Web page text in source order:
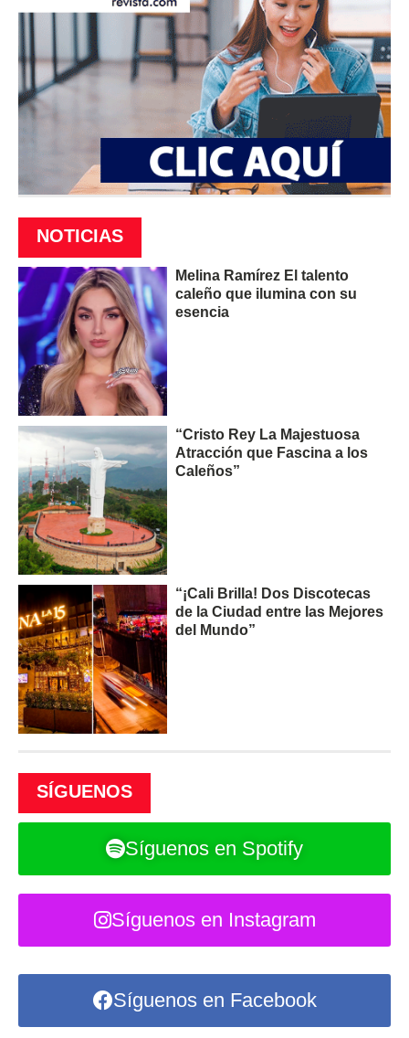
NOTICIAS
Melina Ramírez El talento
caleño que ilumina con su
esencia
“Cristo Rey La Majestuosa
Atracción que Fascina a los
Caleños”
“¡Cali Brilla! Dos Discotecas
de la Ciudad entre las Mejores
del Mundo”
SÍGUENOS
Síguenos en Spotify
Síguenos en Instagram
Síguenos en Facebook